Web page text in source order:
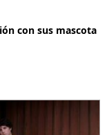
con sus mascota